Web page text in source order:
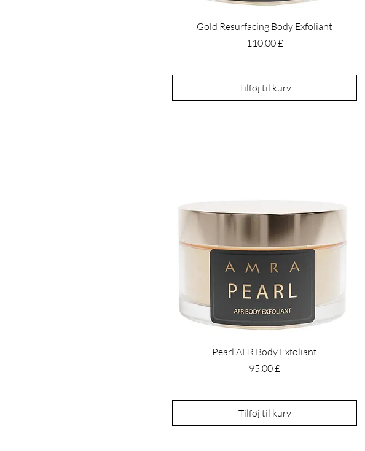
Gold Resurfacing Body Exfoliant
Pris
110,00 £
Tilføj til kurv
Pearl AFR Body Exfoliant
Pris
95,00 £
Tilføj til kurv